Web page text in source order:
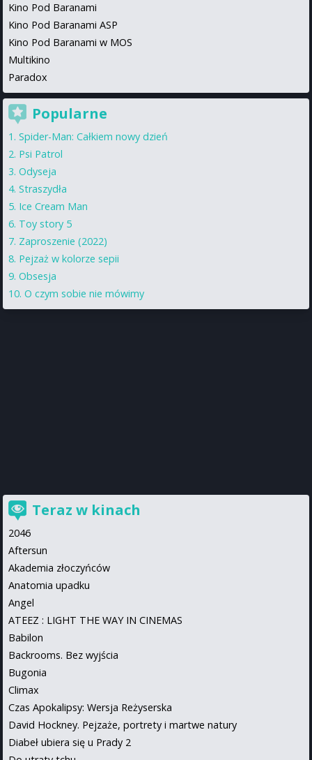
Kino Pod Baranami
Kino Pod Baranami ASP
Kino Pod Baranami w MOS
Multikino
Paradox
Popularne
Spider-Man: Całkiem nowy dzień
Psi Patrol
Odyseja
Straszydła
Ice Cream Man
Toy story 5
Zaproszenie (2022)
Pejzaż w kolorze sepii
Obsesja
O czym sobie nie mówimy
Teraz w kinach
2046
Aftersun
Akademia złoczyńców
Anatomia upadku
Angel
ATEEZ : LIGHT THE WAY IN CINEMAS
Babilon
Backrooms. Bez wyjścia
Bugonia
Climax
Czas Apokalipsy: Wersja Reżyserska
David Hockney. Pejzaże, portrety i martwe natury
Diabeł ubiera się u Prady 2